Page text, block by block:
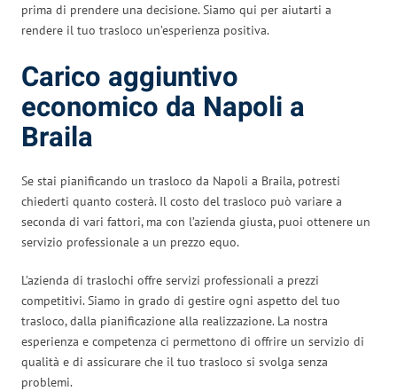
prima di prendere una decisione. Siamo qui per aiutarti a
rendere il tuo trasloco un’esperienza positiva.
Carico aggiuntivo
economico da Napoli a
Braila
Se stai pianificando un trasloco da Napoli a Braila, potresti
chiederti quanto costerà. Il costo del trasloco può variare a
seconda di vari fattori, ma con l’azienda giusta, puoi ottenere un
servizio professionale a un prezzo equo.
L’azienda di traslochi offre servizi professionali a prezzi
competitivi. Siamo in grado di gestire ogni aspetto del tuo
trasloco, dalla pianificazione alla realizzazione. La nostra
esperienza e competenza ci permettono di offrire un servizio di
qualità e di assicurare che il tuo trasloco si svolga senza
problemi.